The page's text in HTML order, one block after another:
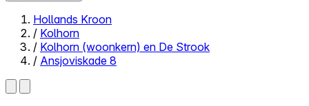
Close menu
Hollands Kroon
/ Kolhorn
/ Kolhorn (woonkern) en De Strook
/ Ansjoviskade 8